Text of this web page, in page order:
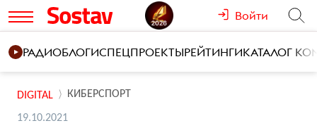
Войти
РАДИОБЛОГИСПЕЦПРОЕКТЫРЕЙТИНГИКАТАЛОГ
DIGITAL КИБЕРСПОРТ
19.10.2021